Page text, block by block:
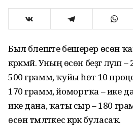
Был бәлеште бешерер өсөн
кәрәкмәй. Уның өсөн беҙгә
500 грамм, ҡуйы һөт 10
170 грамм, йомортҡа – ике
ике дана, ҡаты сыр – 180
өсөн тәмләткес кәрәк буласаҡ.